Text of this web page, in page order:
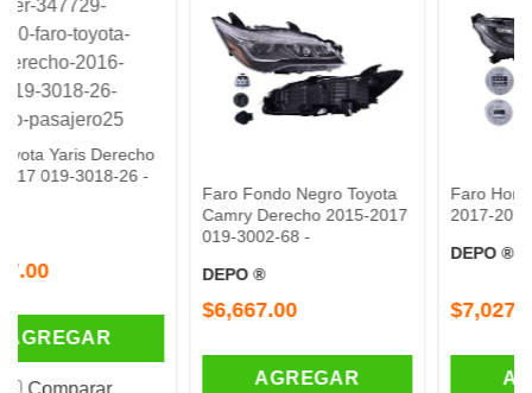
Derecho
26 -
Faro Fondo Negro Toyota
Camry Derecho 2015-2017
019-3002-68 -
$6,667.00
AGREGAR
Faro Honda Civic
2017-2018 019-
$7,027.00